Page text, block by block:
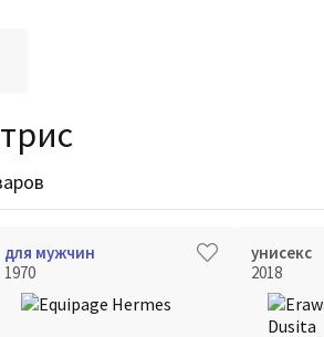
для мужчин
1970
унисекс
2018